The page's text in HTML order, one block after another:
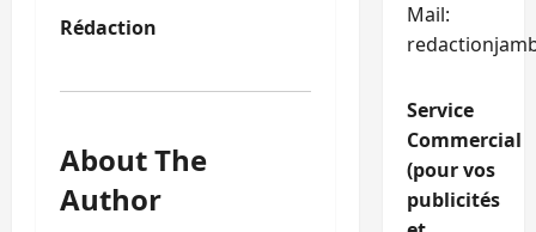
Rédaction
About The
Author
Mail:
Service
Commercial
(pour vos
publicités